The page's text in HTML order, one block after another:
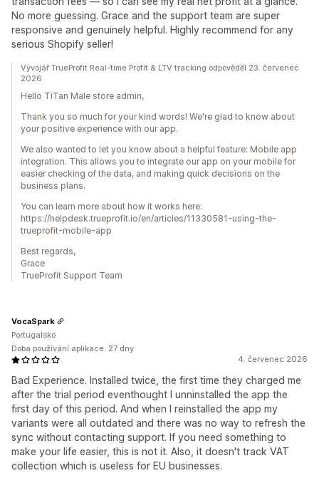
No more guessing. Grace and the support team are super
responsive and genuinely helpful. Highly recommend for any
serious Shopify seller!
Vývojář TrueProfit Real-time Profit & LTV tracking odpověděl 23. červenec
2026
Hello TiTan Male store admin,
Thank you so much for your kind words! We're glad to know about
your positive experience with our app.
We also wanted to let you know about a helpful feature: Mobile app
integration. This allows you to integrate our app on your mobile for
easier checking of the data, and making quick decisions on the
business plans.
You can learn more about how it works here:
https://helpdesk.trueprofit.io/en/articles/11330581-using-the-
trueprofit-mobile-app
Best regards,
Grace
TrueProfit Support Team
4. červenec 2026
Bad Experience. Installed twice, the first time they charged me
after the trial period eventhought I unninstalled the app the
first day of this period. And when I reinstalled the app my
variants were all outdated and there was no way to refresh the
sync without contacting support. If you need something to
make your life easier, this is not it. Also, it doesn't track VAT
collection which is useless for EU businesses.
VocaSpark
Portugalsko
Doba používání aplikace: 27 dny